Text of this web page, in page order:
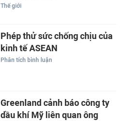
Thế giới
Phép thử sức chống chịu của
kinh tế ASEAN
Phân tích bình luận
Greenland cảnh báo công ty
dầu khí Mỹ liên quan ông